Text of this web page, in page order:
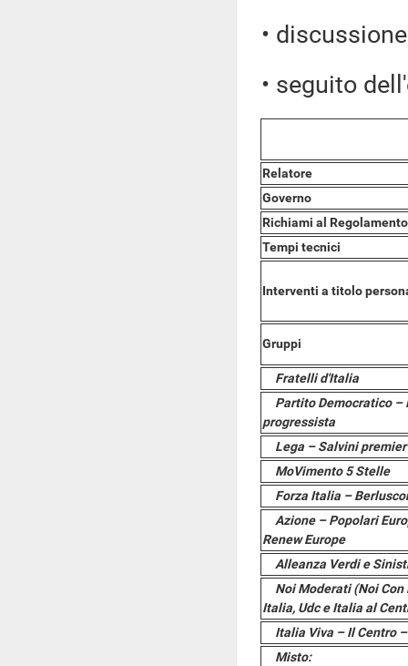
•
• seguito
Relatore
Governo
Richiami al Regolamento
Tempi tecnici
Interventi a titolo
Gruppi
Fratelli d'Italia
Partito Democratico –
progressista
Lega – Salvini premier
MoVimento 5 Stelle
Forza Italia –
Azione – Popolari
Renew Europe
Alleanza Verdi e
Noi Moderati (Noi Con
Italia, Udc e Italia al
Italia Viva – Il Centro
Misto: